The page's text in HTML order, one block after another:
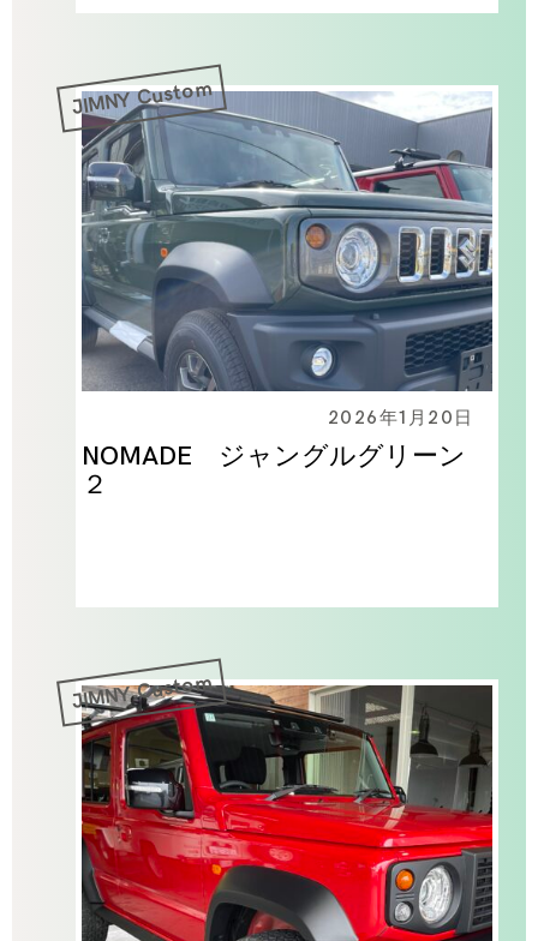
2026年1月20日
NOMADE ジャングルグリーン
２
JIMNY Custom
JIMNY Custom